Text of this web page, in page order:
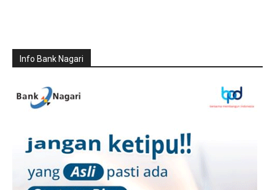
Info Bank Nagari